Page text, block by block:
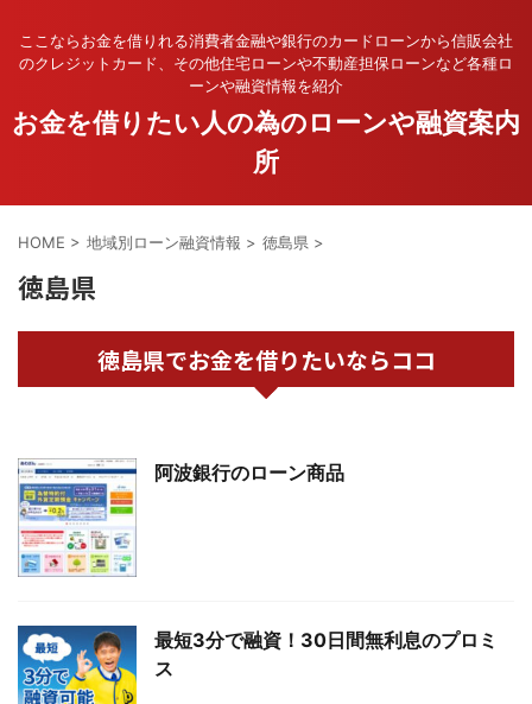
ここならお金を借りれる消費者金融や銀行のカードローンから信販会社
のクレジットカード、その他住宅ローンや不動産担保ローンなど各種ロ
ーンや融資情報を紹介
お金を借りたい人の為のローンや融資案内
所
HOME > 地域別ローン融資情報 > 徳島県 >
徳島県
徳島県でお金を借りたいならココ
阿波銀行のローン商品
最短3分で融資！30日間無利息のプロミ
ス